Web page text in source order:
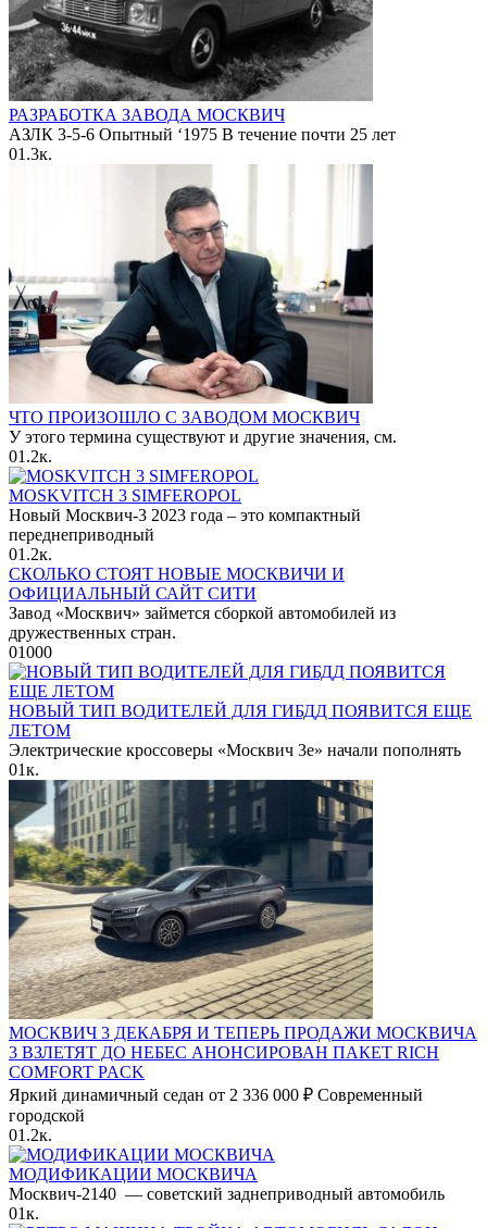
РАЗРАБОТКА ЗАВОДА МОСКВИЧ
АЗЛК 3-5-6 Опытный ‘1975 В течение почти 25 лет
01.3к.
ЧТО ПРОИЗОШЛО С ЗАВОДОМ МОСКВИЧ
У этого термина существуют и другие значения, см.
01.2к.
MOSKVITCH 3 SIMFEROPOL
Новый Москвич-3 2023 года – это компактный
переднеприводный
01.2к.
СКОЛЬКО СТОЯТ НОВЫЕ МОСКВИЧИ И
ОФИЦИАЛЬНЫЙ САЙТ СИТИ
Завод «Москвич» займется сборкой автомобилей из
дружественных стран.
01000
НОВЫЙ ТИП ВОДИТЕЛЕЙ ДЛЯ ГИБДД ПОЯВИТСЯ ЕЩЕ
ЛЕТОМ
Электрические кроссоверы «Москвич 3е» начали пополнять
01к.
МОСКВИЧ 3 ДЕКАБРЯ И ТЕПЕРЬ ПРОДАЖИ МОСКВИЧА
3 ВЗЛЕТЯТ ДО НЕБЕС АНОНСИРОВАН ПАКЕТ RICH
COMFORT PACK
Яркий динамичный седан от 2 336 000 ₽ Современный
городской
01.2к.
МОДИФИКАЦИИ МОСКВИЧА
Москвич-2140 — советский заднеприводный автомобиль
01к.